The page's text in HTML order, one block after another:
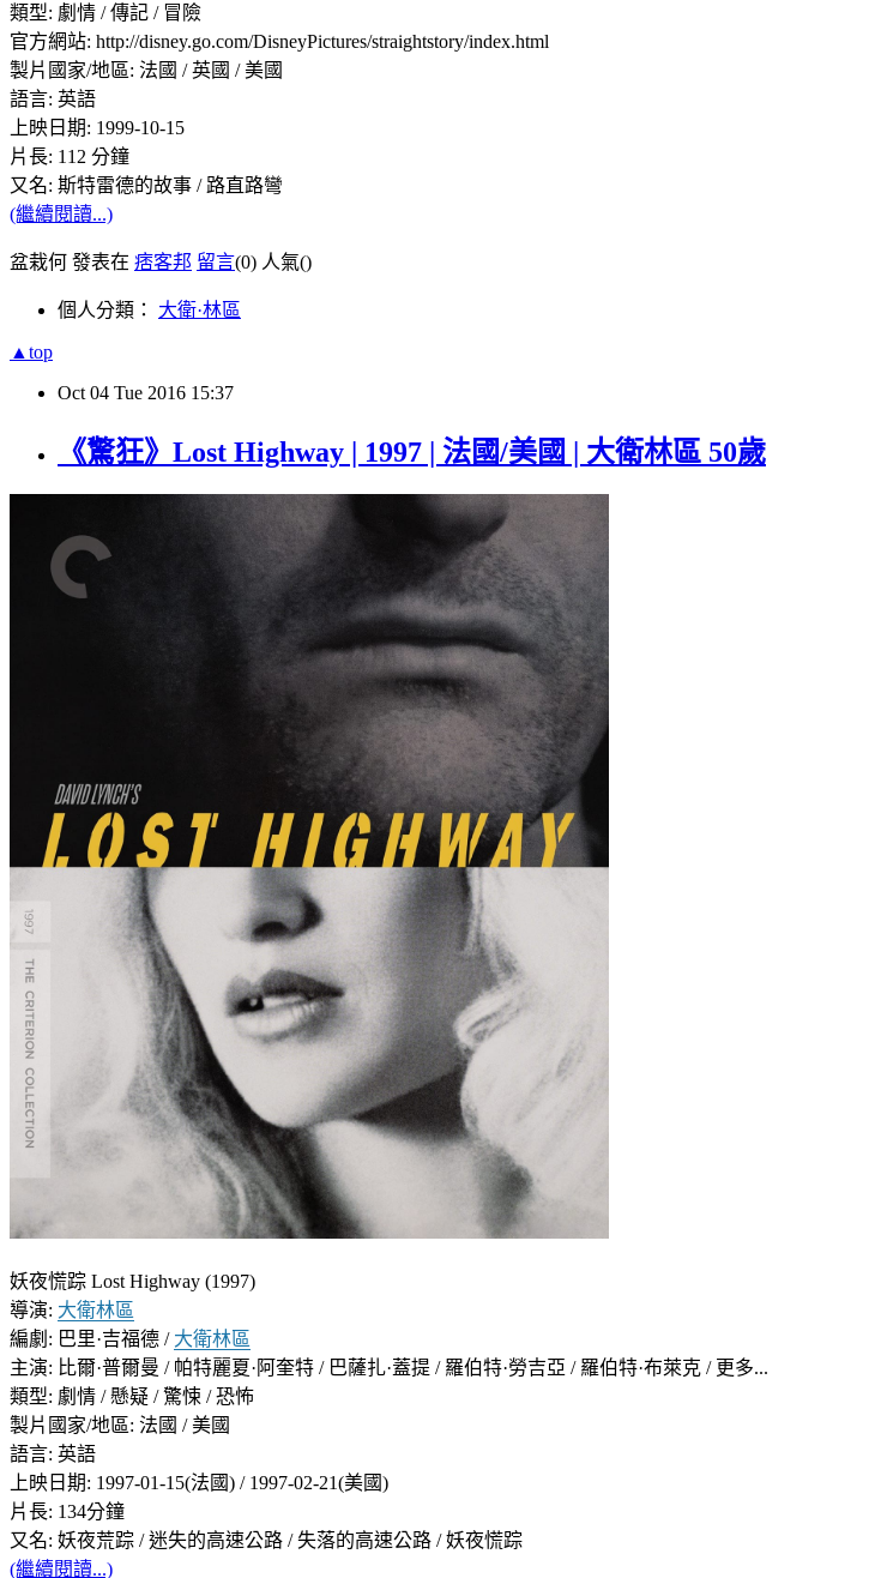
類型: 劇情 / 傳記 / 冒險
官方網站: http://disney.go.com/DisneyPictures/straightstory/index.html
製片國家/地區: 法國 / 英國 / 美國
語言: 英語
上映日期: 1999-10-15
片長: 112 分鐘
又名: 斯特雷德的故事 / 路直路彎
(繼續閱讀...)
盆栽何 發表在 痞客邦 留言(0) 人氣()
個人分類： 大衛·林區
▲top
Oct 04 Tue 2016 15:37
《驚狂》Lost Highway | 1997 | 法國/美國 | 大衛林區 50歲
妖夜慌踪 Lost Highway (1997)
導演: 大衛林區
編劇: 巴里·吉福德 / 大衛林區
主演: 比爾·普爾曼 / 帕特麗夏·阿奎特 / 巴薩扎·蓋提 / 羅伯特·勞吉亞 / 羅伯特·布萊克 / 更多...
類型: 劇情 / 懸疑 / 驚悚 / 恐怖
製片國家/地區: 法國 / 美國
語言: 英語
上映日期: 1997-01-15(法國) / 1997-02-21(美國)
片長: 134分鐘
又名: 妖夜荒踪 / 迷失的高速公路 / 失落的高速公路 / 妖夜慌踪
(繼續閱讀...)